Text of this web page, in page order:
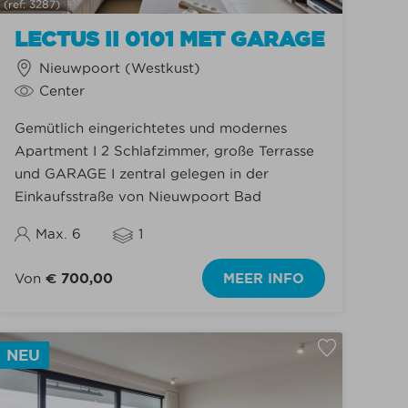
2 slaapkamers
(61)
3 slaapkamers (14)
5 slaapkamers
Gelijksvloer
LECTUS II 0101 MET GARAGE
(ref: 3287)
Nieuwpoort (Westkust)
Center
Gemütlich eingerichtetes und modernes
Apartment I 2 Schlafzimmer, große Terrasse
und GARAGE I zentral gelegen in der
Einkaufsstraße von Nieuwpoort Bad
Max. 6 1
Von€ 700,00 MEER INFO
NEU